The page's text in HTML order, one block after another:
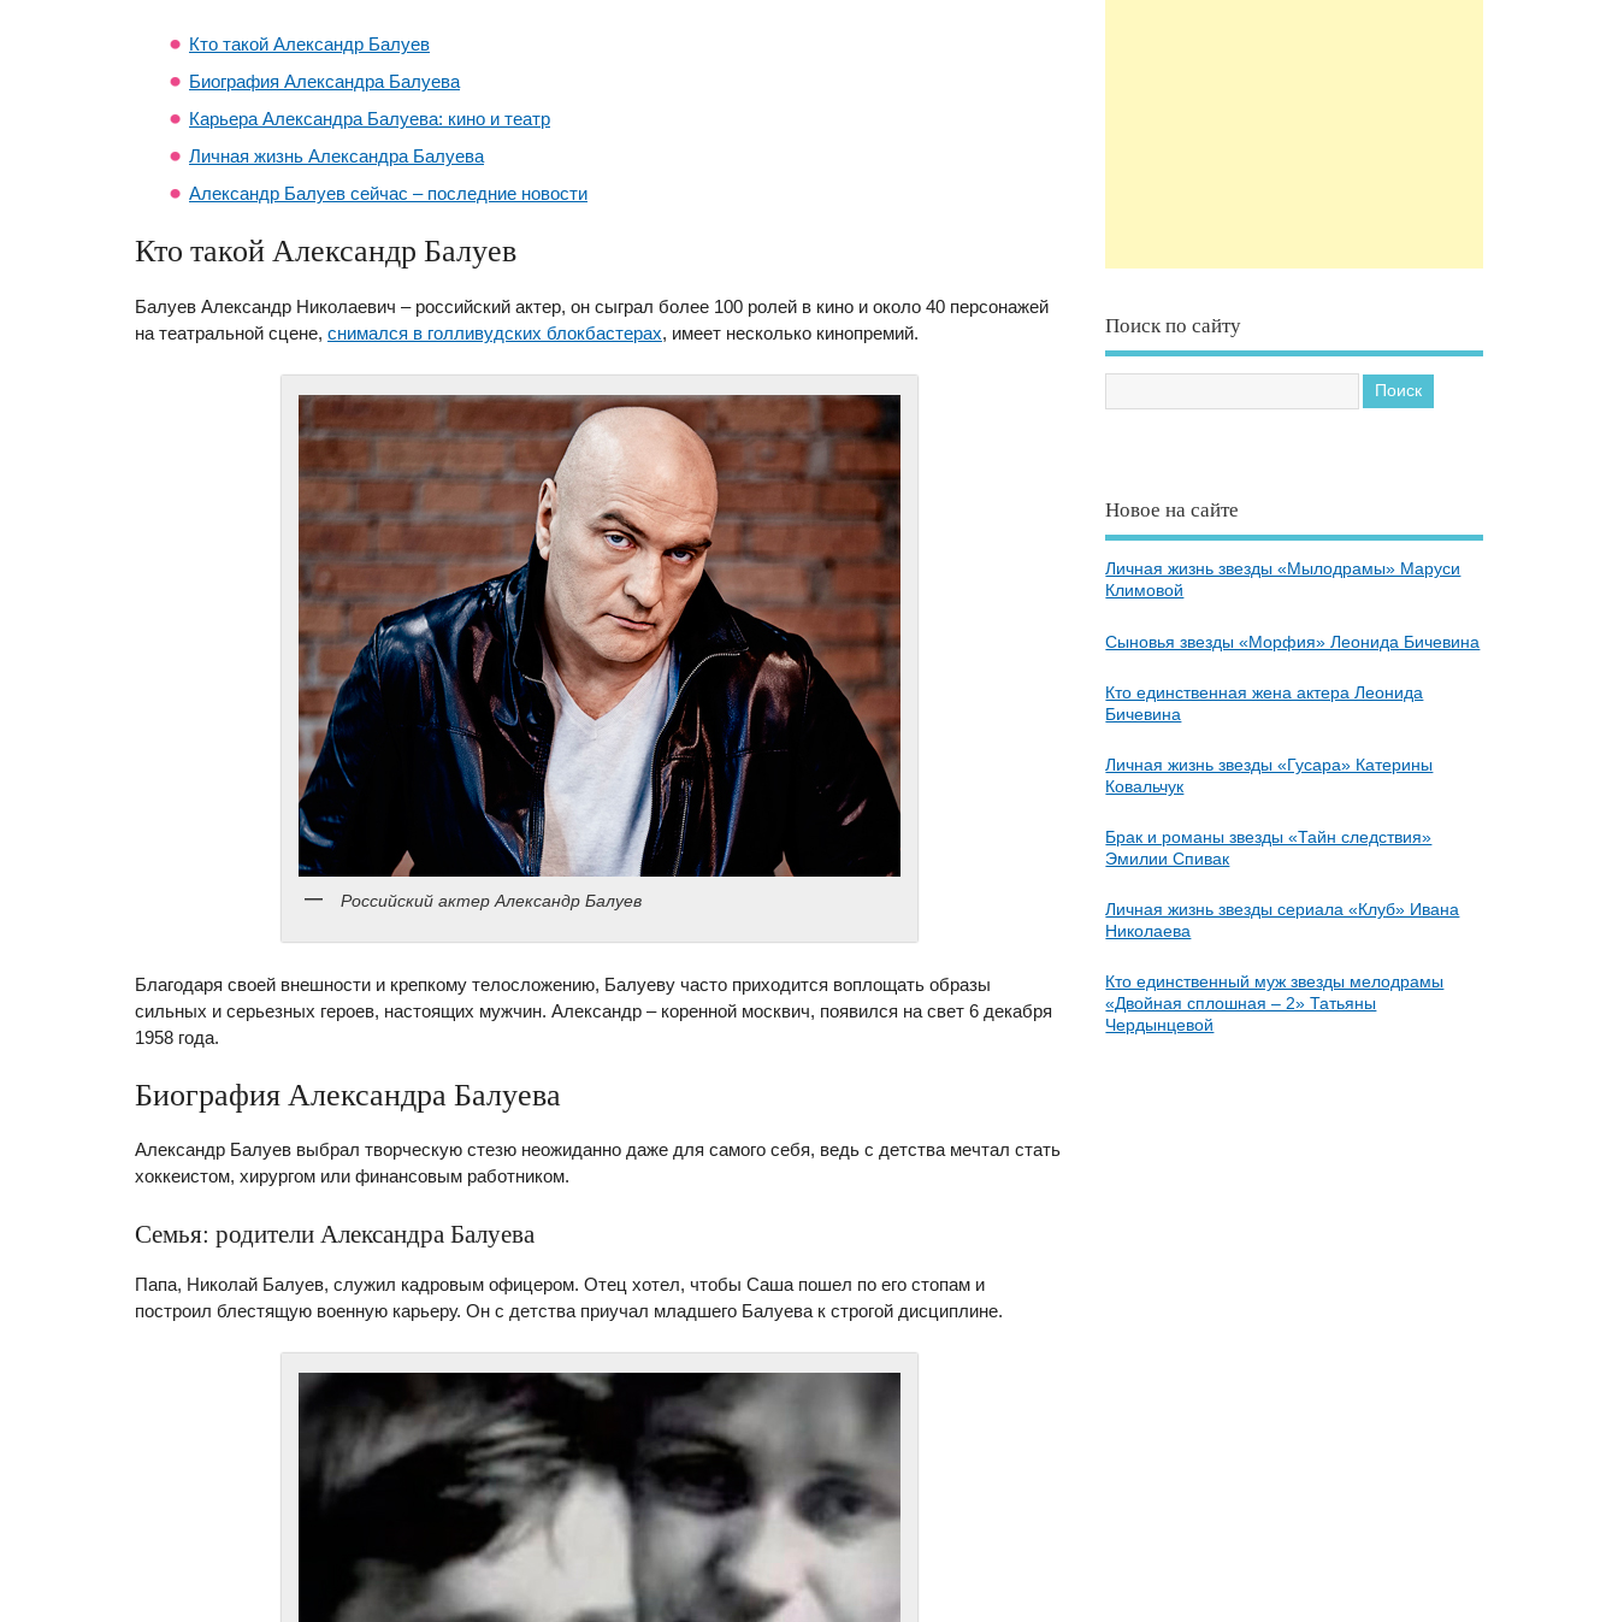
Кто такой Александр Балуев
Биография Александра Балуева
Карьера Александра Балуева: кино и театр
Личная жизнь Александра Балуева
Александр Балуев сейчас – последние новости
Кто такой Александр Балуев
Балуев Александр Николаевич – российский актер, он сыграл более 100 ролей в кино и около 40 персонажей
на театральной сцене, снимался в голливудских блокбастерах, имеет несколько кинопремий.
Российский актер Александр Балуев
Благодаря своей внешности и крепкому телосложению, Балуеву часто приходится воплощать образы
сильных и серьезных героев, настоящих мужчин. Александр – коренной москвич, появился на свет 6 декабря
1958 года.
Биография Александра Балуева
Александр Балуев выбрал творческую стезю неожиданно даже для самого себя, ведь с детства мечтал стать
хоккеистом, хирургом или финансовым работником.
Семья: родители Александра Балуева
Папа, Николай Балуев, служил кадровым офицером. Отец хотел, чтобы Саша пошел по его стопам и
построил блестящую военную карьеру. Он с детства приучал младшего Балуева к строгой дисциплине.
Поиск по сайту
Новое на сайте
Личная жизнь звезды «Мылодрамы» Маруси
Климовой
Сыновья звезды «Морфия» Леонида Бичевина
Кто единственная жена актера Леонида
Бичевина
Личная жизнь звезды «Гусара» Катерины
Ковальчук
Брак и романы звезды «Тайн следствия»
Эмилии Спивак
Личная жизнь звезды сериала «Клуб» Ивана
Николаева
Кто единственный муж звезды мелодрамы
«Двойная сплошная – 2» Татьяны
Чердынцевой